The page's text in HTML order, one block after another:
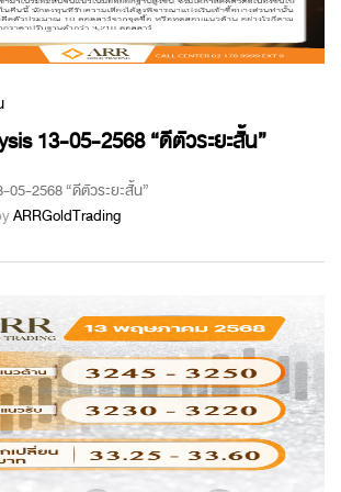
13-05-2568 “ดีตัวระยะสั้น”
2568 “ดีตัวระยะสั้น”
ARRGoldTrading